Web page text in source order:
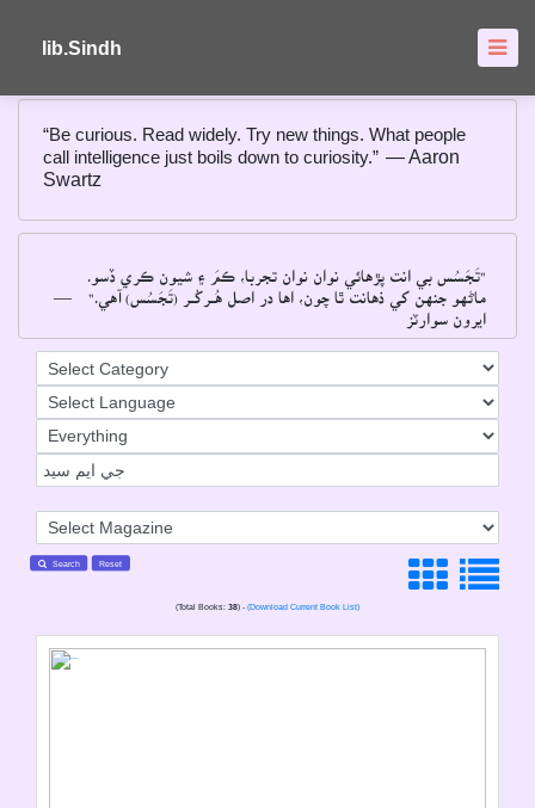
lib.Sindh
“Be curious. Read widely. Try new things. What people
call intelligence just boils down to curiosity.” ― Aaron
Swartz
"تَجَسُس بي انت پڙهائي نوان نوان تجربا، ڪمَ ۽ شيون ڪري ڏسو۔
ماڻهو جنهن کي ذهانت ٿا چون، اها در اصل هُــرکُــر (تَجَسُس) آهي۔"
ايرون سوارٽز
Search Reset
(Total Books: 38) - (Download Current Book List)